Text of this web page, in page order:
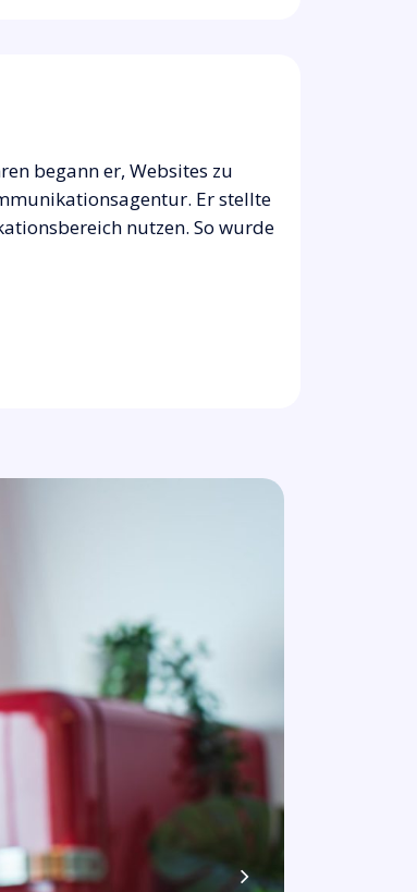
begann er, Websites zu
Er stellte
nutzen. So wurde